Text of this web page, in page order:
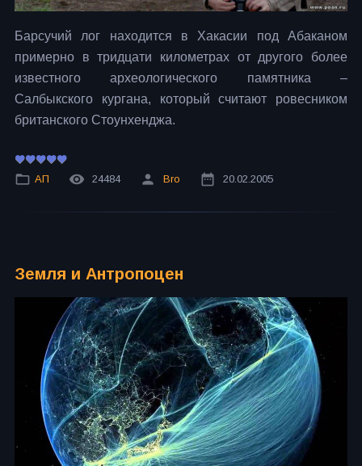
Барсучий лог находится в Хакасии под Абаканом
примерно в тридцати километрах от другого более
известного археологического памятника –
Салбыкского кургана, который считают ровесником
британского Стоунхенджа.
АП 24484 Bro 20.02.2005
Земля и Антропоцен